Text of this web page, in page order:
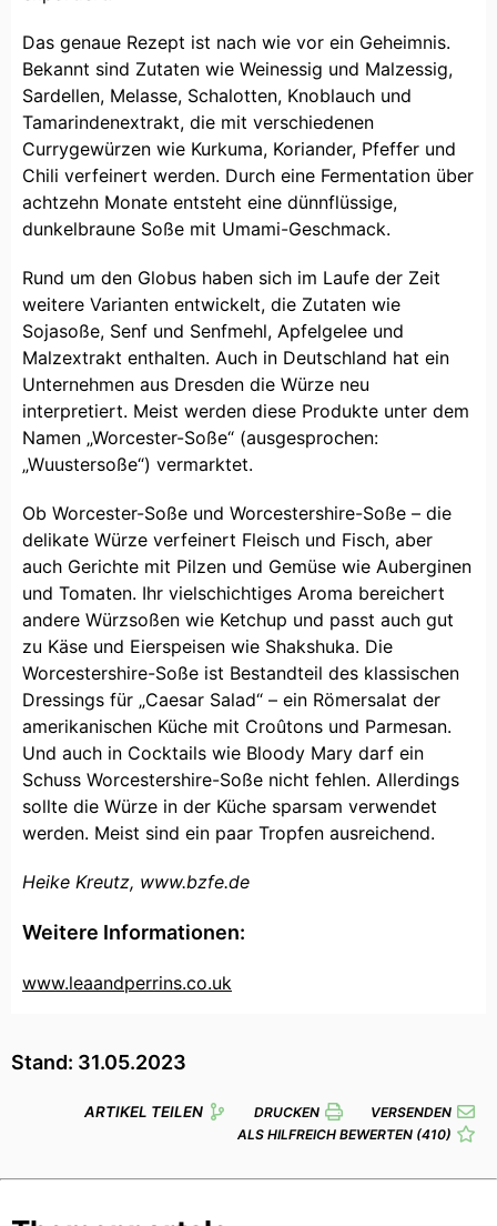
Das genaue Rezept ist nach wie vor ein Geheimnis.
Bekannt sind Zutaten wie Weinessig und Malzessig,
Sardellen, Melasse, Schalotten, Knoblauch und
Tamarindenextrakt, die mit verschiedenen
Currygewürzen wie Kurkuma, Koriander, Pfeffer und
Chili verfeinert werden. Durch eine Fermentation über
achtzehn Monate entsteht eine dünnflüssige,
dunkelbraune Soße mit Umami-Geschmack.
Rund um den Globus haben sich im Laufe der Zeit
weitere Varianten entwickelt, die Zutaten wie
Sojasoße, Senf und Senfmehl, Apfelgelee und
Malzextrakt enthalten. Auch in Deutschland hat ein
Unternehmen aus Dresden die Würze neu
interpretiert. Meist werden diese Produkte unter dem
Namen „Worcester-Soße“ (ausgesprochen:
„Wuustersoße“) vermarktet.
Ob Worcester-Soße und Worcestershire-Soße – die
delikate Würze verfeinert Fleisch und Fisch, aber
auch Gerichte mit Pilzen und Gemüse wie Auberginen
und Tomaten. Ihr vielschichtiges Aroma bereichert
andere Würzsoßen wie Ketchup und passt auch gut
zu Käse und Eierspeisen wie Shakshuka. Die
Worcestershire-Soße ist Bestandteil des klassischen
Dressings für „Caesar Salad“ – ein Römersalat der
amerikanischen Küche mit Croûtons und Parmesan.
Und auch in Cocktails wie Bloody Mary darf ein
Schuss Worcestershire-Soße nicht fehlen. Allerdings
sollte die Würze in der Küche sparsam verwendet
werden. Meist sind ein paar Tropfen ausreichend.
Heike Kreutz, www.bzfe.de
Weitere Informationen:
www.leaandperrins.co.uk
Stand: 31.05.2023
ARTIKEL TEILEN DRUCKEN
VERSENDEN
ALS HILFREICH BEWERTEN (410)